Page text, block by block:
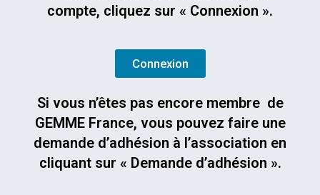
compte, cliquez sur « Connexion ».
Connexion
Si vous n’êtes pas encore membre de
GEMME France, vous pouvez faire une
demande d’adhésion à l’association en
cliquant sur « Demande d’adhésion ».